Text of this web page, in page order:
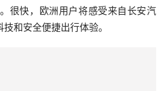
很快，欧洲用户将感受来自长安汽
和安全便捷出行体验。